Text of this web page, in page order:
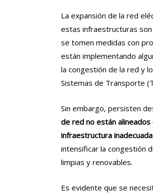
La expansión de la red
estas infraestructuras
se tomen medidas con
están implementando
la congestión de la red y
Sistemas de Transporte
Sin embargo, persisten
de red no están
infraestructura
intensificar la congestión
limpias y renovables.
Es evidente que se